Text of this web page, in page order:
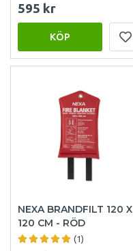
595 kr
KÖP
NEXA BRANDFILT 120 X
120 CM - RÖD
(1)